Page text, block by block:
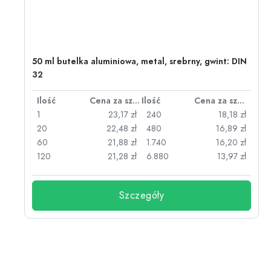
50 ml butelka aluminiowa, metal, srebrny, gwint: DIN
32
Ilość Cena za sztukę Ilość
Cena za sztukę
1
23,17 zł
20
22,48 zł
60
21,88 zł
120
21,28 zł
240
18,18 zł
480
16,89 zł
1.740
16,20 zł
6.880
13,97 zł
Szczegóły